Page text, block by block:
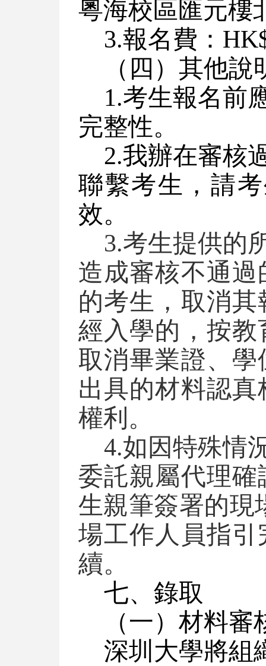
粵海校區匯元樓
3.報名費：
（四）其他說
1.考生報名前
完整性。
2.我辦在審核
聯繫考生，請
效。
3.考生提供的
造成審核不通
的考生，取消
經入學的，按
取消畢業證、
出具的材料認
權利。
4.如因特殊情
委託親屬代理
生親筆簽署的現
場工作人員指
續。
七、錄取
（一）材料審
深圳大學將組